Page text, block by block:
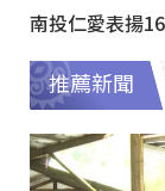
南投仁愛表揚
推薦新聞